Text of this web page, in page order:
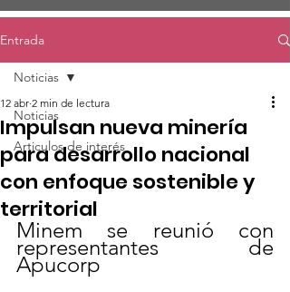
Entrada
Noticias
Articulos de interés
Noticias
Impulsan nueva minería
para desarrollo nacional
con enfoque sostenible y
territorial
12 abr 2 min de lectura
Minem se reunió con
representantes de
Apucorp